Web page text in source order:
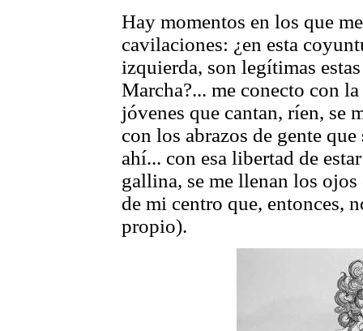
Hay momentos en los que
cavilaciones: ¿en esta
izquierda, son legítimas
Marcha?... me conecto con
jóvenes que cantan, ríen, se
con los abrazos de gente
ahí... con esa libertad de
gallina, se me llenan los
de mi centro que, entonces,
propio).